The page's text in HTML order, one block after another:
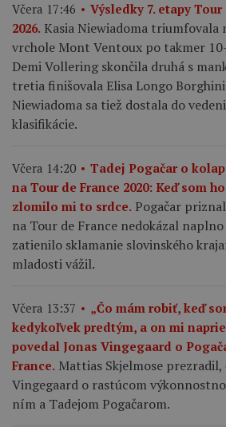
Včera 17:46
Výsledky 7. etapy Tour
2026. Kasia Niewiadoma triumfovala
vrchole Mont Ventoux po takmer
Demi Vollering skončila druhá s
tretia finišovala Elisa Longo
Niewiadoma sa tiež dostala do
klasifikácie.
Včera 14:20
Tadej Pogačar o
na Tour de France 2020: Keď som
zlomilo mi to srdce. Pogačar
na Tour de France nedokázal
zatienilo sklamanie slovinského
mladosti vážil.
Včera 13:37
„Čo mám robiť, keď
kedykoľvek predtým, a on mi
povedal Jonas Vingegaard o
France. Mattias Skjelmose prezradil,
Vingegaard o rastúcom
ním a Tadejom Pogačarom.